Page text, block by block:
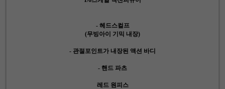
- 헤드스컬프
(무빙아이 기믹 내장)
- 관절포인트가 내장된 액션 바디
- 핸드 파츠
레드 원피스